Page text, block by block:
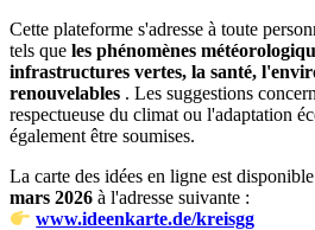
Cette plateforme s'adresse à toute
tels que les phénomènes
infrastructures vertes, la santé,
renouvelables . Les suggestions
respectueuse du climat ou l'adaptation
également être soumises.
La carte des idées en ligne est
mars 2026 à l'adresse suivante :
www.ideenkarte.de/kreisgg